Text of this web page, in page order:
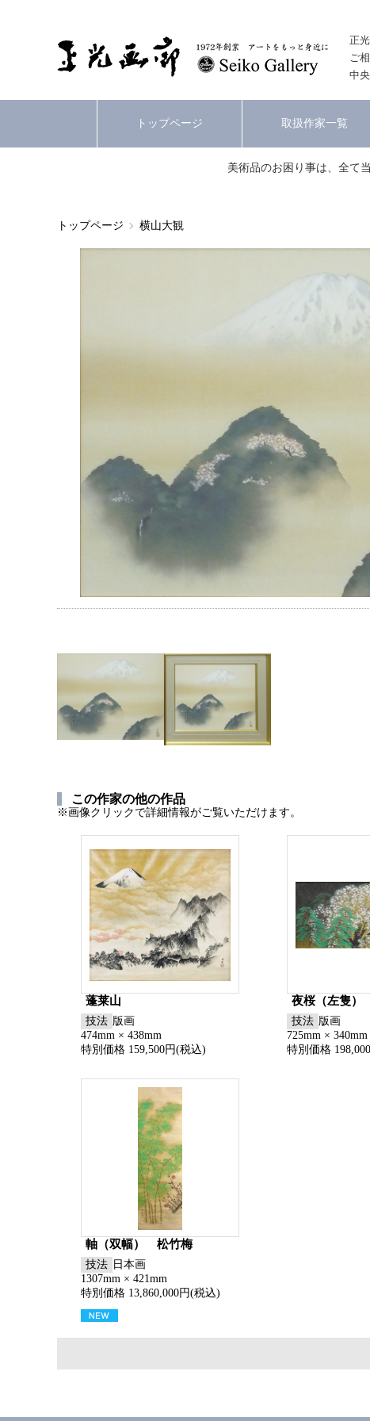
正
ご
中
トップページ 取扱作家一覧
美術品のお困り事は、全て
トップページ 横山大観
この作家の他の作品
※画像クリックで詳細情報がご覧いただけます。
蓬莱山
技法 版画
474mm × 438mm
特別価格 159,500円(税込)
夜桜（左隻）
技法 版画
725mm × 340mm
特別価格
軸（双幅） 松竹梅
技法 日本画
1307mm × 421mm
特別価格 13,860,000円(税込)